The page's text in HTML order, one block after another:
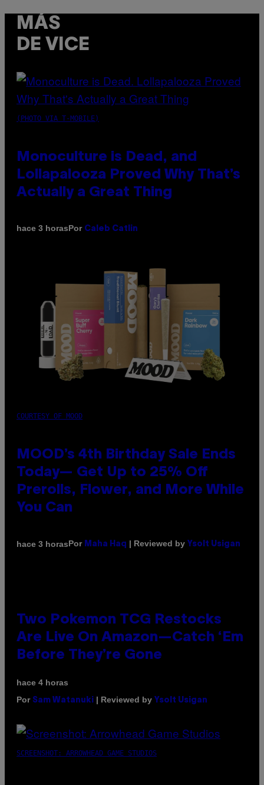
MÁS
DE VICE
(PHOTO VIA T-MOBILE)
Monoculture is Dead, and
Lollapalooza Proved Why That’s
Actually a Great Thing
hace 3 horasPor Caleb Catlin
COURTESY OF MOOD
MOOD’s 4th Birthday Sale Ends
Today— Get Up to 25% Off
Prerolls, Flower, and More While
You Can
hace 3 horasPor Maha Haq | Reviewed by Ysolt Usigan
Two Pokemon TCG Restocks
Are Live On Amazon—Catch ‘Em
Before They’re Gone
hace 4 horas
Por Sam Watanuki | Reviewed by Ysolt Usigan
SCREENSHOT: ARROWHEAD GAME STUDIOS